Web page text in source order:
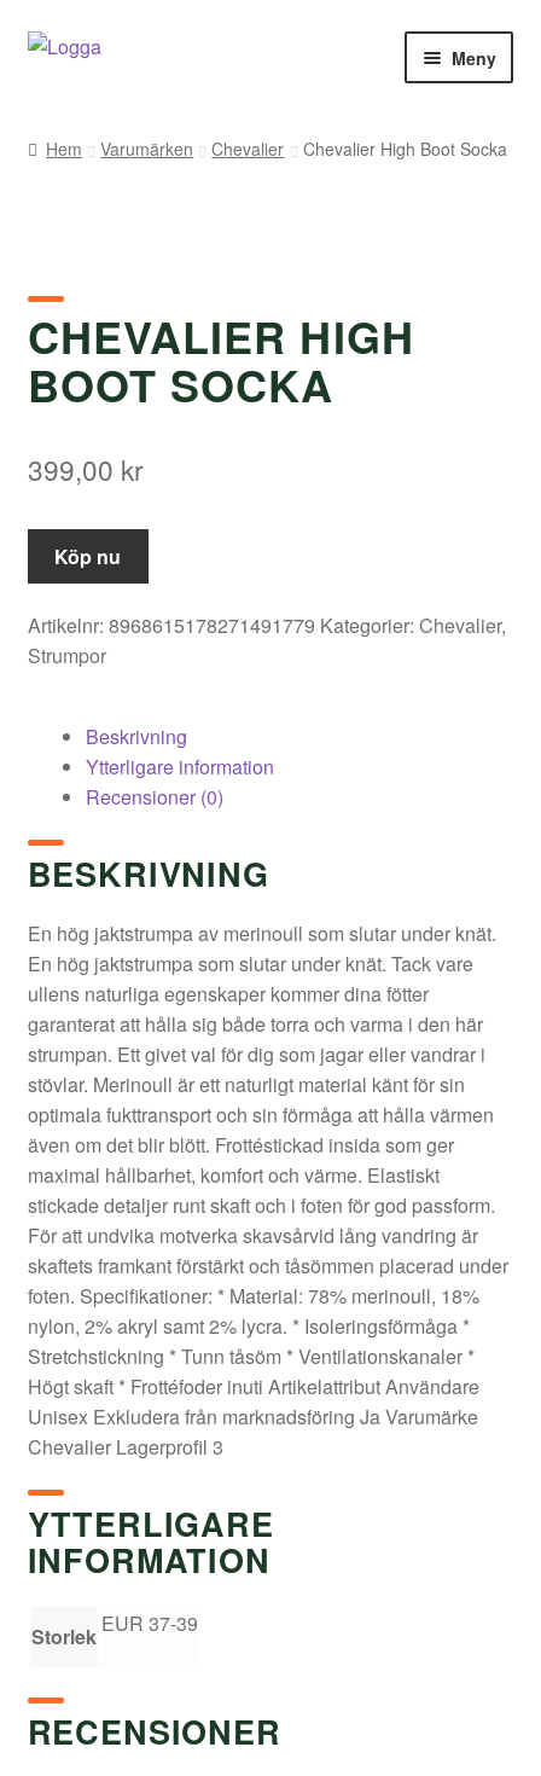
Hoppa
Hoppa
Meny
Butik
Varumärken
Hem Varumärken Chevalier Chevalier High Boot Socka
CHEVALIER HIGH
BOOT SOCKA
399,00 kr
Köp nu
Artikelnr: 8968615178271491779 Kategorier: Chevalier,
Strumpor
Beskrivning
Ytterligare information
Recensioner (0)
BESKRIVNING
En hög jaktstrumpa av merinoull som slutar under knät.
En hög jaktstrumpa som slutar under knät. Tack vare
ullens naturliga egenskaper kommer dina fötter
garanterat att hålla sig både torra och varma i den här
strumpan. Ett givet val för dig som jagar eller vandrar i
stövlar. Merinoull är ett naturligt material känt för sin
optimala fukttransport och sin förmåga att hålla värmen
även om det blir blött. Frottéstickad insida som ger
maximal hållbarhet, komfort och värme. Elastiskt
stickade detaljer runt skaft och i foten för god passform.
För att undvika motverka skavsårvid lång vandring är
skaftets framkant förstärkt och tåsömmen placerad under
foten. Specifikationer: * Material: 78% merinoull, 18%
nylon, 2% akryl samt 2% lycra. * Isoleringsförmåga *
Stretchstickning * Tunn tåsöm * Ventilationskanaler *
Högt skaft * Frottéfoder inuti Artikelattribut Användare
Unisex Exkludera från marknadsföring Ja Varumärke
Chevalier Lagerprofil 3
YTTERLIGARE
INFORMATION
Storlek EUR 37-39
RECENSIONER